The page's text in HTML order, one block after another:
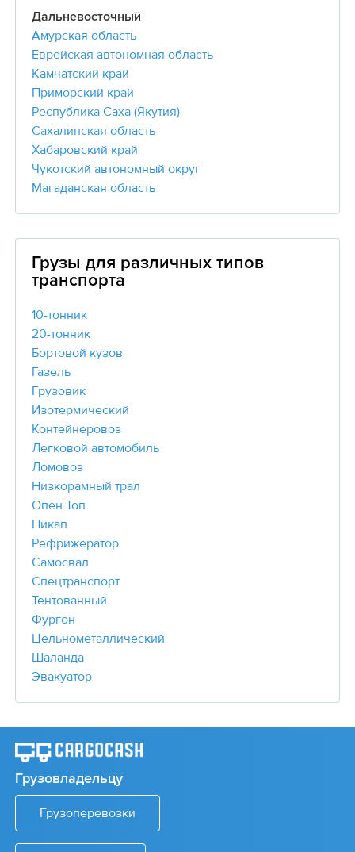
Дальневосточный
Амурская область
Еврейская автономная область
Камчатский край
Приморский край
Республика Саха (Якутия)
Сахалинская область
Хабаровский край
Чукотский автономный округ
Магаданская область
Грузы для различных типов
транспорта
10-тонник
20-тонник
Бортовой кузов
Газель
Грузовик
Изотермический
Контейнеровоз
Легковой автомобиль
Ломовоз
Низкорамный трал
Опен Топ
Пикап
Рефрижератор
Самосвал
Спецтранспорт
Тентованный
Фургон
Цельнометаллический
Шаланда
Эвакуатор
Грузовладельцу
Грузоперевозки